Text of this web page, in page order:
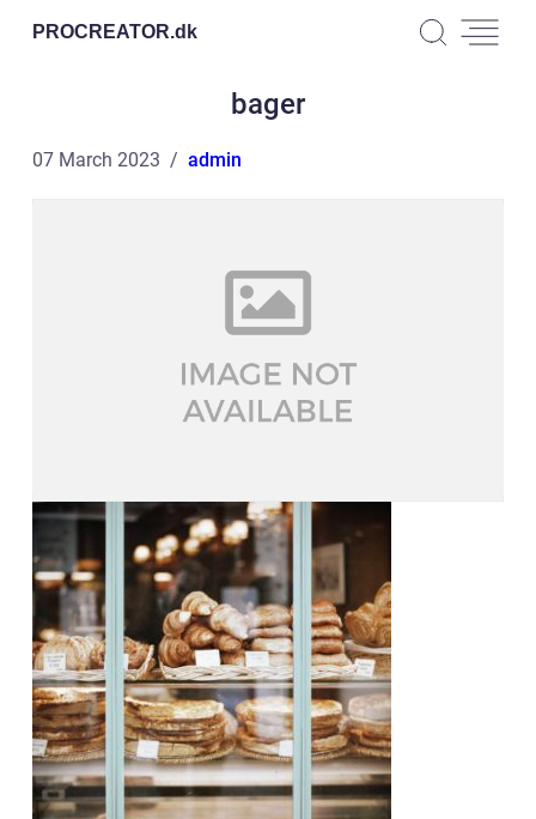
PROCREATOR.dk
bager
07 March 2023 admin